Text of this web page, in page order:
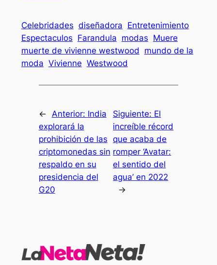
Celebridades diseñadora Entretenimiento
Espectaculos Farandula modas Muere
muerte de vivienne westwood
mundo de la
moda Vivienne Westwood
← Anterior: India
explorará la
prohibición de las
criptomonedas sin
respaldo en su
presidencia del
G20
Siguiente: El
increíble récord
que acaba de
romper ‘Avatar:
el sentido del
agua’ en 2022
→